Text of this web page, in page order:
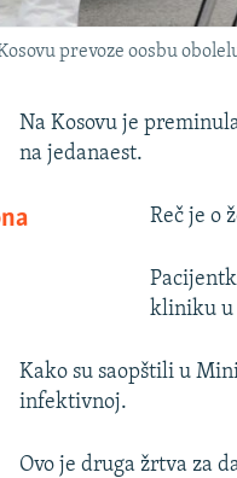
prevoze oosbu
Na Kosovu je
na jedanaest.
Reč je o
kliniku u
Kako su saopštili u
infektivnoj.
Ovo je druga žrtva za